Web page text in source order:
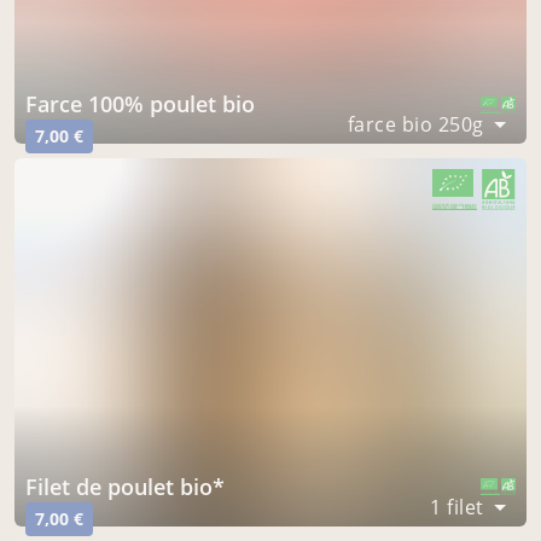
farce 100% poulet bio
7,00 € farce bio 250g
filet de poulet bio*
7,00 € 1 filet
CERTIFIÉ PAR FR-BIO-01
AGRICULTURE FRANCE